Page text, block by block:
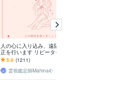
人の心に入り込み、遠隔で波動修
正を行います リピーター様限定✴︎
一度霊視鑑定を受けられた後の施
術です。
5.0 (1211)
霊視鑑定師Mahina☪️